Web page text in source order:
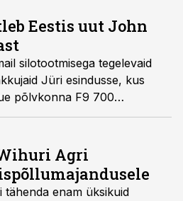
Eestis uut John
silotootmisega tegelevaid
Jüri esindusse, kus
põlvkonna F9 700
Eestis.
Agri
tähenda enam üksikuid